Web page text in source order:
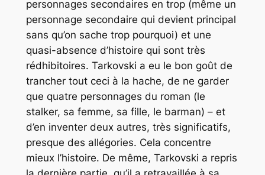
personnages secondaires en trop (même un
personnage secondaire qui devient principal
sans qu’on sache trop pourquoi) et une
quasi-absence d’histoire qui sont très
rédhibitoires. Tarkovski a eu le bon goût de
trancher tout ceci à la hache, de ne garder
que quatre personnages du roman (le
stalker, sa femme, sa fille, le barman) – et
d’en inventer deux autres, très significatifs,
presque des allégories. Cela concentre
mieux l’histoire. De même, Tarkovski a repris